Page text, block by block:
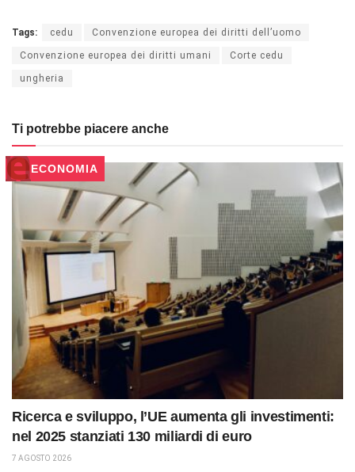
Tags: cedu Convenzione europea dei diritti dell’uomo
Convenzione europea dei diritti umani Corte cedu
ungheria
Ti potrebbe piacere anche
ECONOMIA
Ricerca e sviluppo, l’UE aumenta gli investimenti:
nel 2025 stanziati 130 miliardi di euro
7 AGOSTO 2026